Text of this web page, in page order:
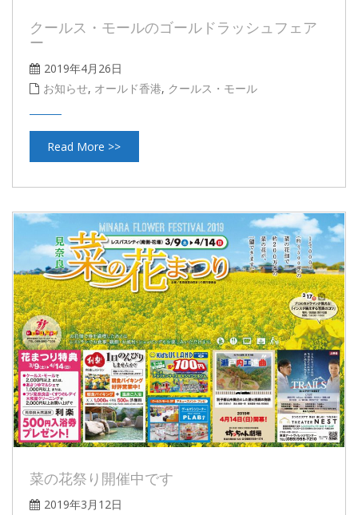
クールス・モールのゴールドラッシュフェア
ー
2019年4月26日
お知らせ, オールド香港, クールス・モール
Read More >>
菜の花祭り開催中です
2019年3月12日